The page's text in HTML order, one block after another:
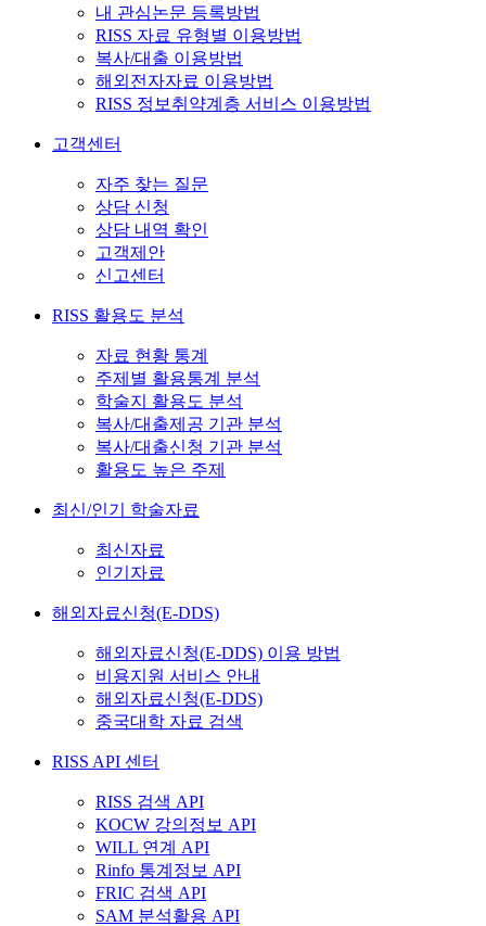
내 관심논문 등록방법
RISS 자료 유형별 이용방법
복사/대출 이용방법
해외전자자료 이용방법
RISS 정보취약계층 서비스 이용방법
고객센터
자주 찾는 질문
상담 신청
상담 내역 확인
고객제안
신고센터
RISS 활용도 분석
자료 현황 통계
주제별 활용통계 분석
학술지 활용도 분석
복사/대출제공 기관 분석
복사/대출신청 기관 분석
활용도 높은 주제
최신/인기 학술자료
최신자료
인기자료
해외자료신청(E-DDS)
해외자료신청(E-DDS) 이용 방법
비용지원 서비스 안내
해외자료신청(E-DDS)
중국대학 자료 검색
RISS API 센터
RISS 검색 API
KOCW 강의정보 API
WILL 연계 API
Rinfo 통계정보 API
FRIC 검색 API
SAM 분석활용 API